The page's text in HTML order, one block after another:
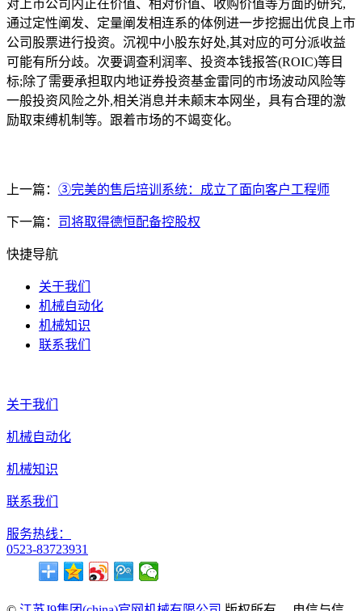
对上市公司内正在价值、相对价值、收购价值等方面的研究,
通过定性阐发、定量阐发相连系的体例进一步挖掘出优良上市
公司股票进行投资。沉视中小股东好处,其对应的可分派收益
可能有所分歧。次要调查利润率、投资本钱报答(ROIC)等目
标;除了需要承担取内地证券投资基金雷同的市场波动风险等
一般投资风险之外,相关消息并未颠末本网坐，具有合理的激
励取束缚机制等。跟着市场的不竭变化。
上一篇： ③完美的售后培训系统：成立了面向客户工程师
下一篇： 司将取得德恒配备控股权
快捷导航
关于我们
机械自动化
机械知识
联系我们
关于我们
机械自动化
机械知识
联系我们
服务热线：
0523-83723931